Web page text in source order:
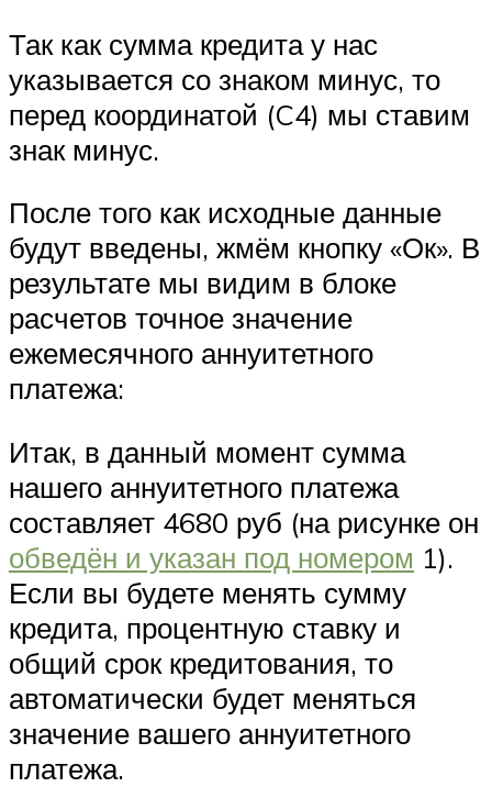
Так как сумма кредита у нас
указывается со знаком минус, то
перед координатой (C4) мы ставим
знак минус.
После того как исходные данные
будут введены, жмём кнопку «Ок». В
результате мы видим в блоке
расчетов точное значение
ежемесячного аннуитетного
платежа:
Итак, в данный момент сумма
нашего аннуитетного платежа
составляет 4680 руб (на рисунке он
обведён и указан под номером 1).
Если вы будете менять сумму
кредита, процентную ставку и
общий срок кредитования, то
автоматически будет меняться
значение вашего аннуитетного
платежа.